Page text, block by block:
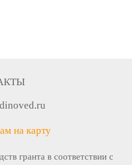
на карту
гранта в соответствии c